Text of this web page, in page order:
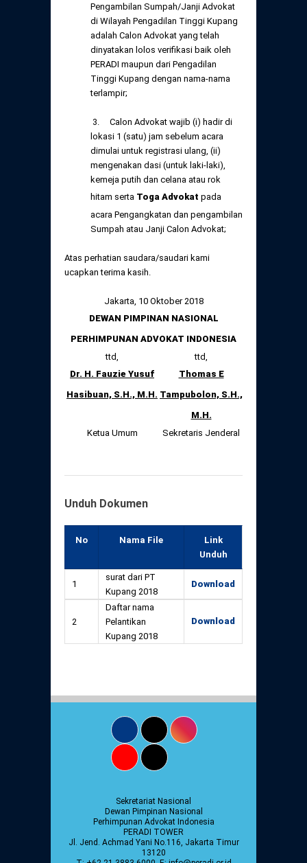
Pengambilan Sumpah/Janji Advokat
di Wilayah Pengadilan Tinggi Kupang
adalah Calon Advokat yang telah
dinyatakan lolos verifikasi baik oleh
PERADI maupun dari Pengadilan
Tinggi Kupang dengan nama-nama
terlampir;
3. Calon Advokat wajib (i) hadir di
lokasi 1 (satu) jam sebelum acara
dimulai untuk registrasi ulang, (ii)
mengenakan dasi (untuk laki-laki),
kemeja putih dan celana atau rok
hitam serta Toga Advokat pada
acara Pengangkatan dan pengambilan
Sumpah atau Janji Calon Advokat;
Atas perhatian saudara/saudari kami
ucapkan terima kasih.
Jakarta, 10 Oktober 2018
DEWAN PIMPINAN NASIONAL
PERHIMPUNAN ADVOKAT INDONESIA
ttd,
ttd,
Dr. H. Fauzie Yusuf
Hasibuan, S.H., M.H.
Thomas E
Tampubolon, S.H.,
M.H.
Ketua Umum
Sekretaris Jenderal
Unduh Dokumen
No Nama File
Link
Unduh
1
surat dari PT
Kupang 2018
Download
2
Daftar nama
Pelantikan
Kupang 2018
Download
Sekretariat Nasional
Dewan Pimpinan Nasional
Perhimpunan Advokat Indonesia
PERADI TOWER
Jl. Jend. Achmad Yani No.116, Jakarta Timur
13120